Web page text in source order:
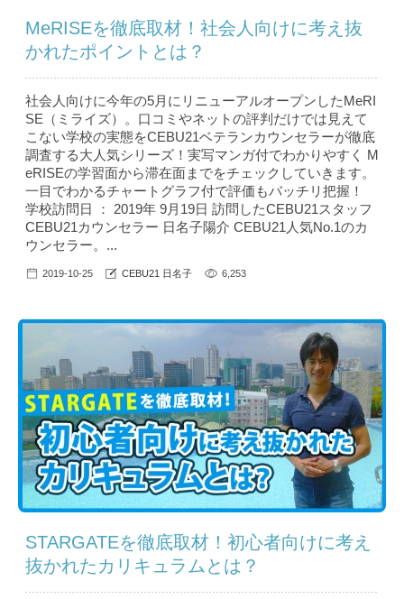
MeRISEを徹底取材！社会人向けに考え抜
かれたポイントとは？
社会人向けに今年の5月にリニューアルオープンしたMeRI
SE（ミライズ）。口コミやネットの評判だけでは見えて
こない学校の実態をCEBU21ベテランカウンセラーが徹底
調査する大人気シリーズ！実写マンガ付でわかりやすく M
eRISEの学習面から滞在面までをチェックしていきます。
一目でわかるチャートグラフ付で評価もバッチリ把握！
学校訪問日 ： 2019年 9月19日 訪問したCEBU21スタッフ
CEBU21カウンセラー 日名子陽介 CEBU21人気No.1のカ
ウンセラー。...
2019-10-25 CEBU21 日名子 6,253
STARGATEを徹底取材！初心者向けに考え
抜かれたカリキュラムとは？